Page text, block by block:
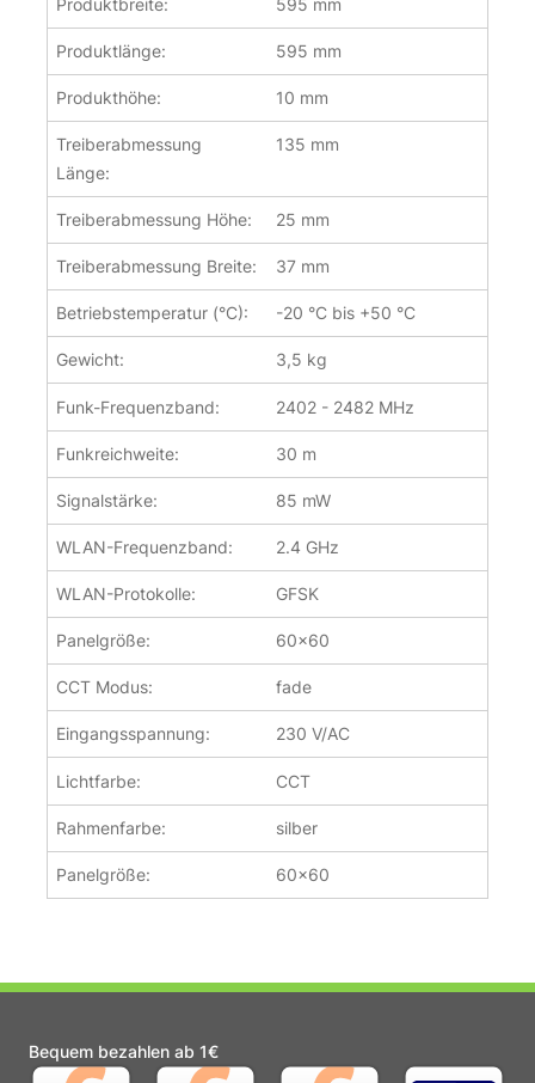
Produktlänge: 595 mm
Produkthöhe: 10 mm
Treiberabmessung
Länge:
135 mm
Treiberabmessung Höhe: 25 mm
Treiberabmessung Breite: 37 mm
Betriebstemperatur (°C): -20 °C bis +50 °C
Gewicht: 3,5 kg
Funk-Frequenzband: 2402 - 2482 MHz
Funkreichweite: 30 m
Signalstärke: 85 mW
WLAN-Frequenzband: 2.4 GHz
WLAN-Protokolle: GFSK
Panelgröße: 60x60
CCT Modus: fade
Eingangsspannung: 230 V/AC
Lichtfarbe: CCT
Rahmenfarbe: silber
Panelgröße: 60x60
Bequem bezahlen ab 1€